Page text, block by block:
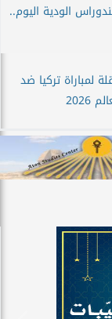
الودية اليوم..
لمباراة تركيا ضد